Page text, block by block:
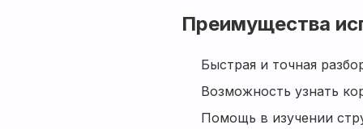
Преимущества
Быстрая и точная
Возможность узнать
Помощь в изучении